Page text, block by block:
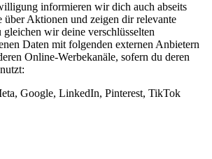
informieren wir dich auch abseits
über Aktionen und zeigen dir relevante
wir deine verschlüsselten
Daten mit folgenden externen Anbietern
Online-Werbekanäle, sofern du deren
Google, LinkedIn, Pinterest, TikTok